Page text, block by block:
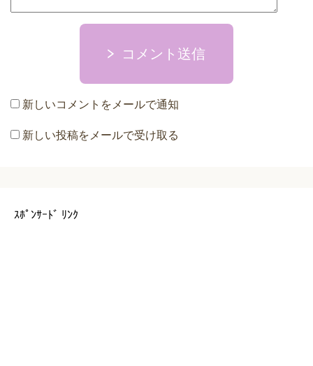
コメント送信
新しいコメントをメールで通知
新しい投稿をメールで受け取る
ｽﾎﾟﾝｻｰﾄﾞ ﾘﾝｸ